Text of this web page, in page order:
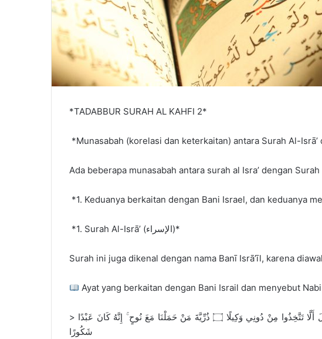
*TADABBUR SURAH AL KAHFI 2*
*Munasabah (korelasi dan keterkaitan) antara Surah Al-
Ada beberapa munasabah antara surah al Isra’ dengan
*1. Keduanya berkaitan dengan Bani Israel, dan keduanya
*1. Surah Al-Isrā’ (الإسراء)*
Surah ini juga dikenal dengan nama Banī Isrā’īl, karena
> وَآتَيْنَا مُوسَى الْكِتَابَ وَجَعَلْنَاهُ هُدًى لِبَنِي إِسْرَائِيلَ أَلَّا تَتَّخِذُوا مِنْ دُونِي وَكِيلًا ۝ ذُرِّيَّةَ مَنْ حَمَلْنَا مَعَ نُوحٍ ۚ إِنَّهُ كَانَ عَبْدًا
شَكُورًا